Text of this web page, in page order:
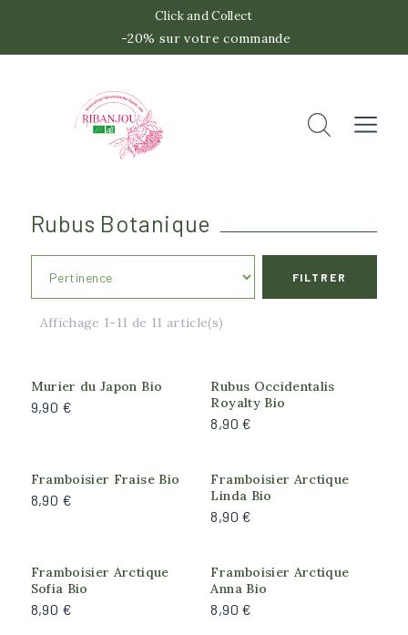
Click and Collect
-20% sur votre commande
Feuillage
Caduc
Port de la plante
Modéré
Rubus Botanique
FILTRER
Affichage 1-11 de 11 article(s)
Murier du Japon Bio
9,90 €
Rubus Occidentalis
Royalty Bio
8,90 €
Framboisier Fraise Bio
8,90 €
Framboisier Arctique
Linda Bio
8,90 €
Framboisier Arctique
Sofia Bio
8,90 €
Framboisier Arctique
Anna Bio
8,90 €